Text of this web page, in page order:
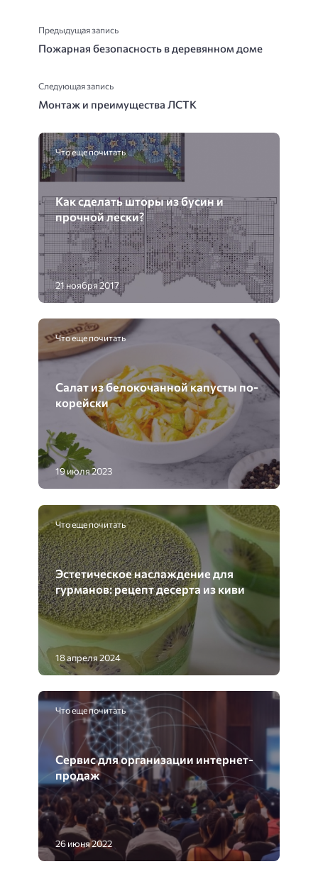
Предыдущая запись
Пожарная безопасность в деревянном доме
Следующая запись
Монтаж и преимущества ЛСТК
Что еще почитать
Как сделать шторы из бусин и
прочной лески?
21 ноября 2017
Что еще почитать
Салат из белокочанной капусты по-
корейски
19 июля 2023
Что еще почитать
Эстетическое наслаждение для
гурманов: рецепт десерта из киви
18 апреля 2024
Что еще почитать
Сервис для организации интернет-
продаж
26 июня 2022